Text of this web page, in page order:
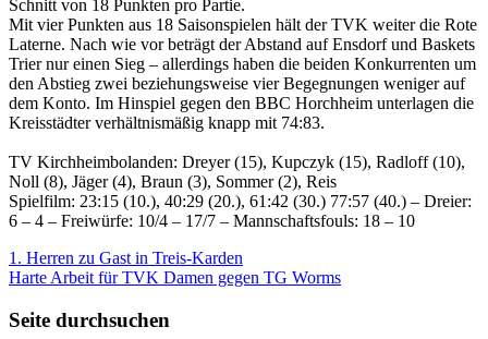
Schnitt von 18 Punkten pro Partie.
Mit vier Punkten aus 18 Saisonspielen hält der TVK weiter die Rote
Laterne. Nach wie vor beträgt der Abstand auf Ensdorf und Baskets
Trier nur einen Sieg – allerdings haben die beiden Konkurrenten um
den Abstieg zwei beziehungsweise vier Begegnungen weniger auf
dem Konto. Im Hinspiel gegen den BBC Horchheim unterlagen die
Kreisstädter verhältnismäßig knapp mit 74:83.
TV Kirchheimbolanden: Dreyer (15), Kupczyk (15), Radloff (10),
Noll (8), Jäger (4), Braun (3), Sommer (2), Reis
Spielfilm: 23:15 (10.), 40:29 (20.), 61:42 (30.) 77:57 (40.) – Dreier:
6 – 4 – Freiwürfe: 10/4 – 17/7 – Mannschaftsfouls: 18 – 10
Beitragsnavigation
1. Herren zu Gast in Treis-Karden
Harte Arbeit für TVK Damen gegen TG Worms
Seite durchsuchen